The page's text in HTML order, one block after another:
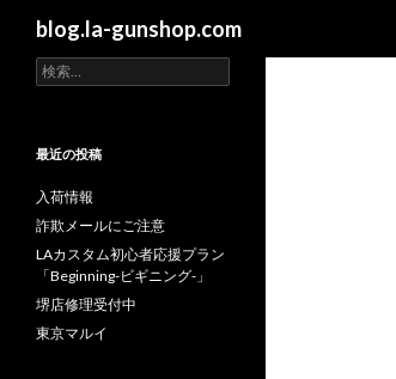
blog.la-gunshop.com
検
索
最近の投稿
入荷情報
詐欺メールにご注意
LAカスタム初心者応援プラン
「Beginning-ビギニング-」
堺店修理受付中
東京マルイ